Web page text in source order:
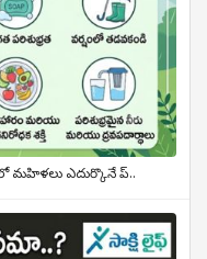
మహిళలు ఎదుర్కొనే ప్..